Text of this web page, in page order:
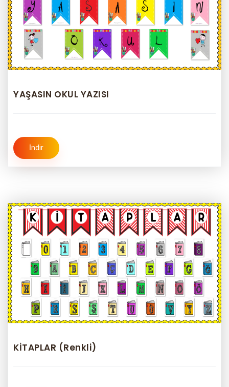
YAŞASIN OKUL YAZISI
İndir
KİTAPLAR (Renkli)